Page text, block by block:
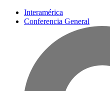
Interamérica
Conferencia General